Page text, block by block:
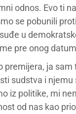
odnos. Evo ti
se pobunili
u
pre onog
premijera, ja
sudstva i
iz politike, mi
od nas kao